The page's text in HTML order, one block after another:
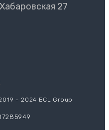
27
- 2024 ECL Group